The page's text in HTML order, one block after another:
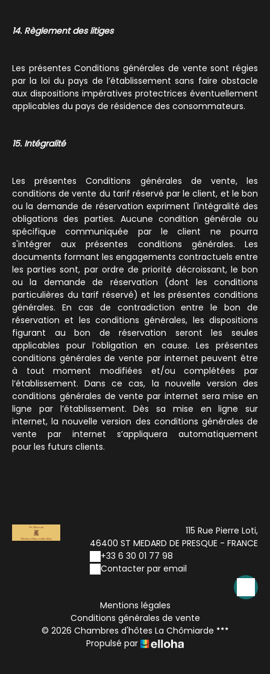
14. Règlement des litiges
Les présentes Conditions générales de vente sont régies
par la loi du pays de l’établissement sans faire obstacle
aux dispositions impératives protectrices éventuellement
applicables du pays de résidence des consommateurs.
15. Intégralité
Les présentes Conditions générales de vente, les
conditions de vente du tarif réservé par le client, et le bon
ou la demande de réservation expriment l'intégralité des
obligations des parties. Aucune condition générale ou
spécifique communiquée par le client ne pourra
s'intégrer aux présentes conditions générales. Les
documents formant les engagements contractuels entre
les parties sont, par ordre de priorité décroissant, le bon
ou la demande de réservation (dont les conditions
particulières du tarif réservé) et les présentes conditions
générales. En cas de contradiction entre le bon de
réservation et les conditions générales, les dispositions
figurant au bon de réservation seront les seules
applicables pour l’obligation en cause. Les présentes
conditions générales de vente par internet peuvent être
à tout moment modifiées et/ou complétées par
l’établissement. Dans ce cas, la nouvelle version des
conditions générales de vente par internet sera mise en
ligne par l’établissement. Dès sa mise en ligne sur
internet, la nouvelle version des conditions générales de
vente par internet s’appliquera automatiquement
pour les futurs clients.
115 Rue Pierre Loti,
46400 ST MEDARD DE PRESQUE - FRANCE
+33 6 30 01 77 98
Contacter par email
Mentions légales
Conditions générales de vente
© 2026 Chambres d'hôtes La Chômiarde
Propulsé par